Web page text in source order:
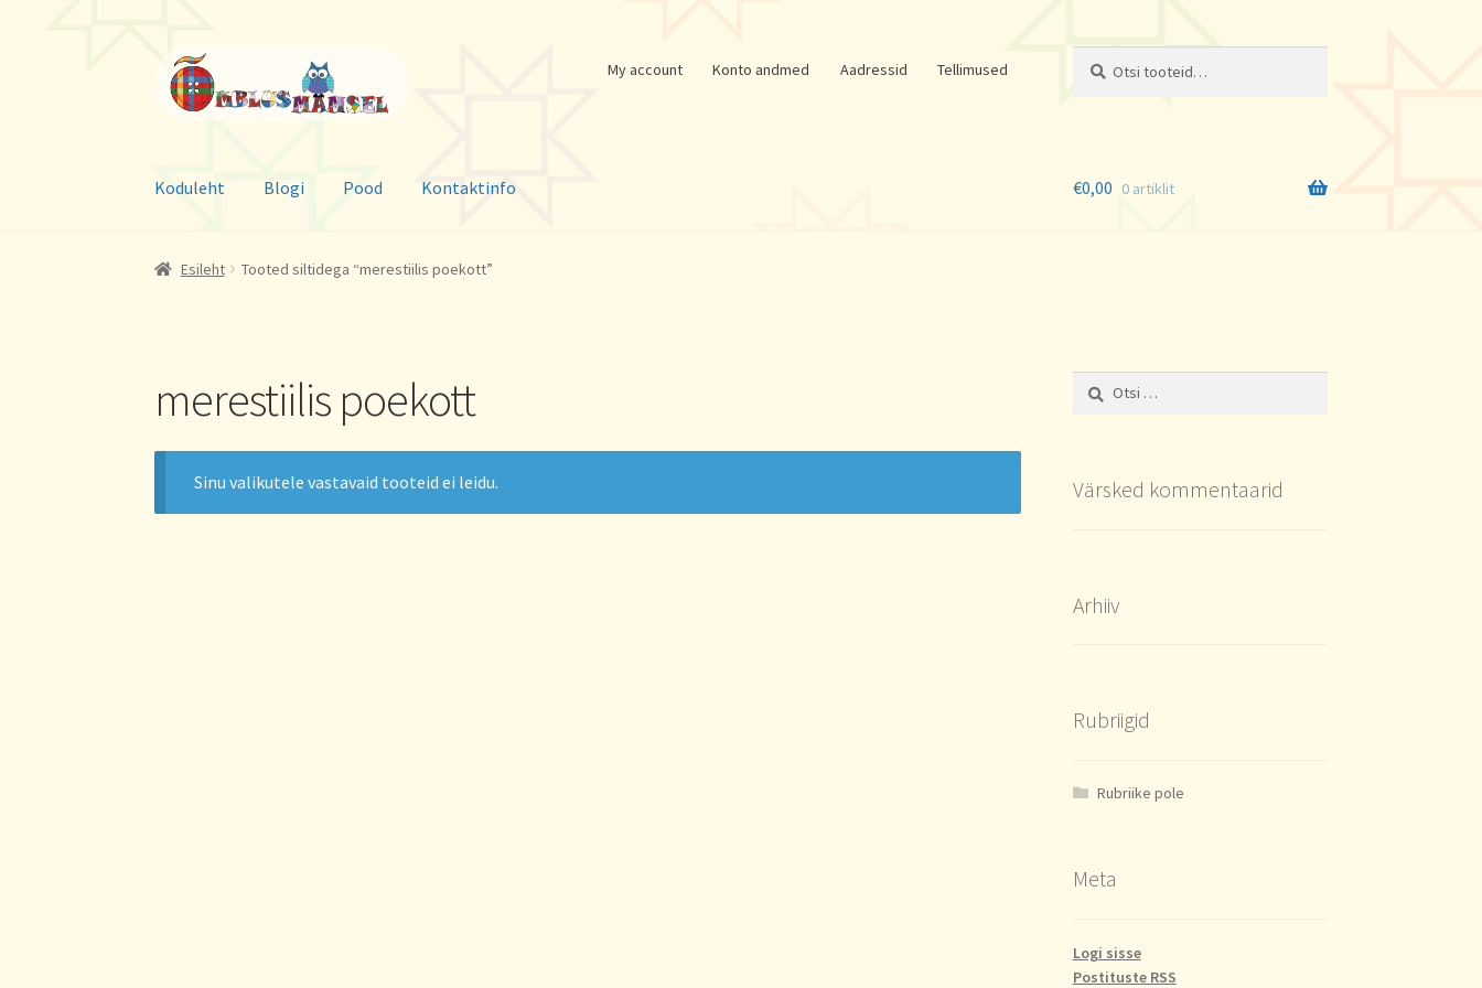
Liigu
navigeerimisele
Liigu
sisu
juurde
My account Konto andmed Aadressid Tellimused
Koduleht Blogi Pood Kontaktinfo €0,00 0 artiklit
Esileht Tooted siltidega “merestiilis poekott”
merestiilis poekott
Sinu valikutele vastavaid tooteid ei leidu.
Otsi:
Värsked kommentaarid
Arhiiv
Rubriigid
Rubriike pole
Meta
Logi sisse
Postituste RSS